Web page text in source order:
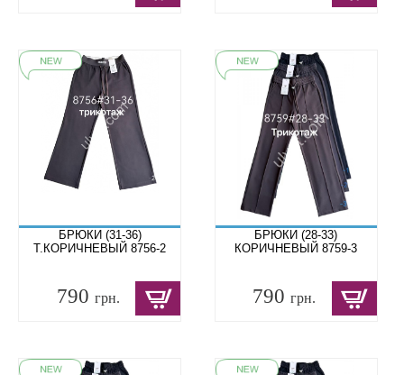
БРЮКИ (31-36)
Т.КОРИЧНЕВЫЙ 8756-2
790 грн.
БРЮКИ (28-33)
КОРИЧНЕВЫЙ 8759-3
790грн.